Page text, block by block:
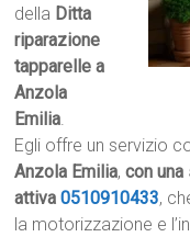
della Ditta
riparazione
tapparelle a
Anzola
Emilia.
Egli offre un servizio
Anzola Emilia, con
attiva0510910433,
la motorizzazione e